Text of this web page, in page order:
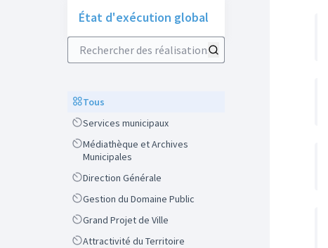
État d'exécution global
Rechercher des réalisations
ScopeTous
ScopeServices municipaux
Scope
Médiathèque et Archives
Municipales
ScopeDirection Générale
ScopeGestion du Domaine Public
ScopeGrand Projet de Ville
ScopeAttractivité du Territoire